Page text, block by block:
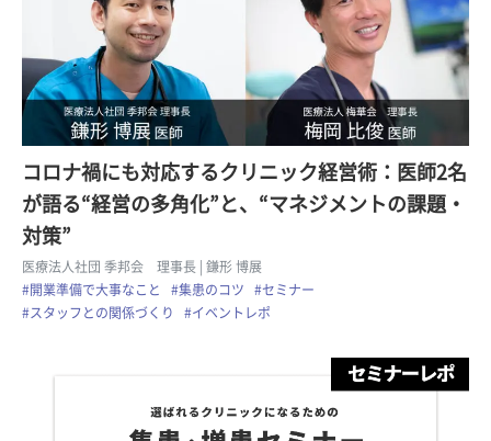
コロナ禍にも対応するクリニック経営術：医師2名
が語る“経営の多角化”と、“マネジメントの課題・
対策”
医療法人社団 季邦会 理事長
| 鎌形 博展
#開業準備で大事なこと
#集患のコツ
#セミナー
#スタッフとの関係づくり
#イベントレポ